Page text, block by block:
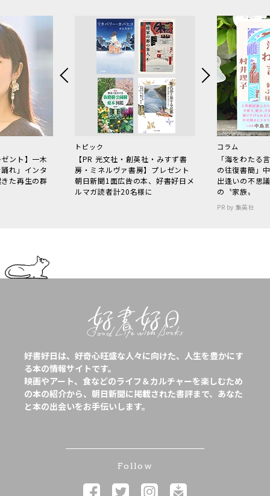
ント】一木
れ」インタ
た再生の群
トピック
【PR 光文社・創英社・みすず書
房・ミネルヴァ書房】プレゼント
朝日新聞1面広告の本、好書好日メ
ルマガ読者計20名様に
コラム
「海をわた
の往復書簡」
出逢いの不思
の〝家族〟
PR by 集英社
好書好日は、好奇心旺盛な人々に向けた、人生を豊かにす
る本の情報サイトです。
映画やアート、食などのライフ＆カルチャーを楽しむため
の本の紹介から、朝日新聞に掲載された書評まで、あなた
と本の出会いをお手伝いします。
Follow